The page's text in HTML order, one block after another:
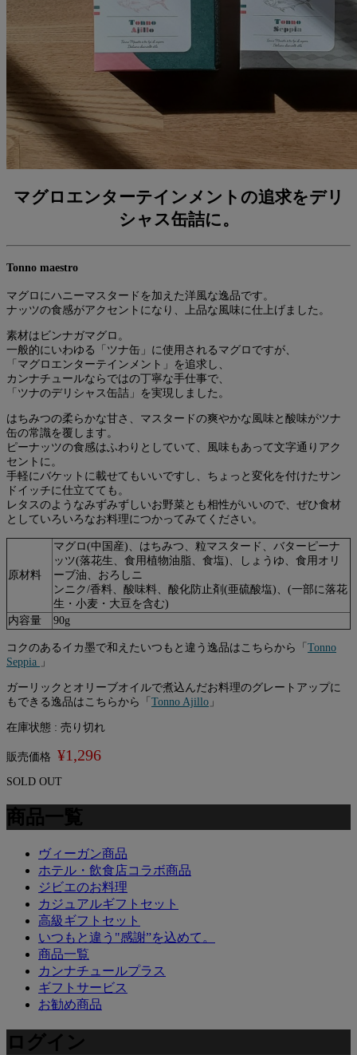
マグロエンターテインメントの追求をデリ
シャス缶詰に。
Tonno maestro
マグロにハニーマスタードを加えた洋風な逸品です。
ナッツの食感がアクセントになり、上品な風味に仕上げました。
素材はビンナガマグロ。
一般的にいわゆる「ツナ缶」に使用されるマグロですが、
「マグロエンターテインメント」を追求し、
カンナチュールならではの丁寧な手仕事で、
「ツナのデリシャス缶詰」を実現しました。
はちみつの柔らかな甘さ、マスタードの爽やかな風味と酸味がツナ
缶の常識を覆します。
ピーナッツの食感はふわりとしていて、風味もあって文字通りアク
セントに。
手軽にバケットに載せてもいいですし、ちょっと変化を付けたサン
ドイッチに仕立てても。
レタスのようなみずみずしいお野菜とも相性がいいので、ぜひ食材
としていろいろなお料理につかってみてください。
原材料
マグロ(中国産)、はちみつ、粒マスタード、バターピーナ
ッツ(落花生、食用植物油脂、食塩)、しょうゆ、食用オリ
ーブ油、おろしニ
ンニク/香料、酸味料、酸化防止剤(亜硫酸塩)、(一部に落花
生・小⻨・大豆を含む)
内容量
90g
コクのあるイカ墨で和えたいつもと違う逸品はこちらから「 Tonno
Seppia 」
ガーリックとオリーブオイルで煮込んだお料理のグレートアップに
もできる逸品はこちらから「 Tonno Ajillo 」
在庫状態 : 売り切れ
販売価格 ¥1,296
SOLD OUT
商品一覧
ヴィーガン商品
ホテル・飲食店コラボ商品
ジビエのお料理
カジュアルギフトセット
高級ギフトセット
いつもと違う"感謝”を込めて。
商品一覧
カンナチュールプラス
ギフトサービス
お勧め商品
ログイン